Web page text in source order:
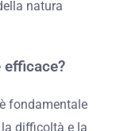
natura
efficace?
fondamentale
difficoltà e la